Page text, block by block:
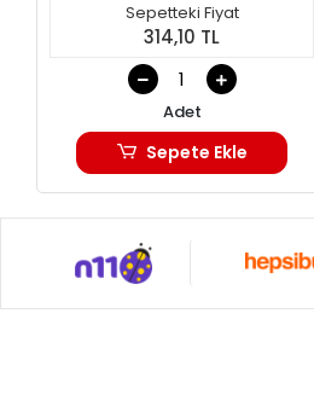
Sepetteki Fiyat
314,10 TL
Adet
Sepete Ekle